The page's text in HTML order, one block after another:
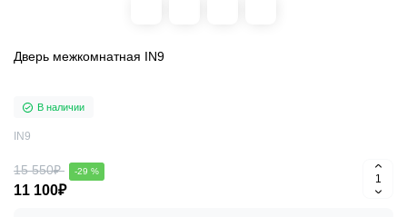
Дверь межкомнатная IN9
В наличии
IN9
15 550₽ -29 %
11 100₽